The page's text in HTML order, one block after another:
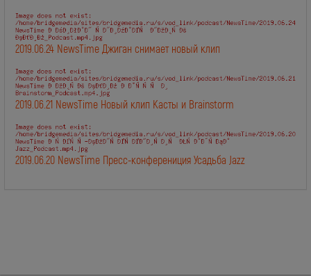
2019.06.24 NewsTime Джиган снимает новый клип
2019.06.21 NewsTime Новый клип Касты и Brainstorm
2019.06.20 NewsTime Пресс-конферениция Усадьба Jazz